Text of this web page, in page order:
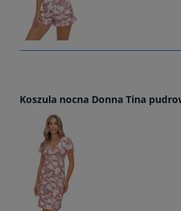
Koszula nocna Donna Tina